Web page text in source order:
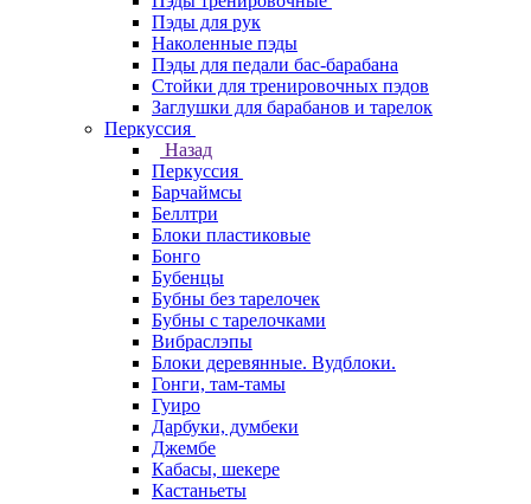
Пэды для рук
Наколенные пэды
Пэды для педали бас-барабана
Стойки для тренировочных пэдов
Заглушки для барабанов и тарелок
Перкуссия
Назад
Перкуссия
Барчаймсы
Беллтри
Блоки пластиковые
Бонго
Бубенцы
Бубны без тарелочек
Бубны с тарелочками
Вибраслэпы
Блоки деревянные. Вудблоки.
Гонги, там-тамы
Гуиро
Дарбуки, думбеки
Джембе
Кабасы, шекере
Кастаньеты